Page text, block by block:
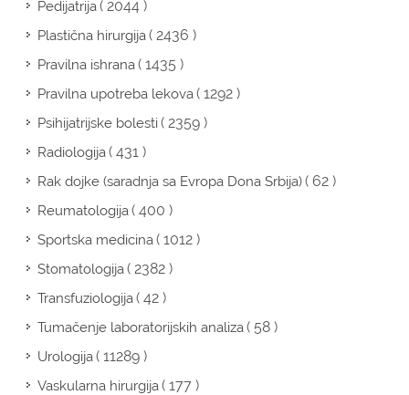
Pedijatrija( 2044 )
Plastična hirurgija( 2436 )
Pravilna ishrana( 1435 )
Pravilna upotreba lekova( 1292 )
Psihijatrijske bolesti( 2359 )
Radiologija( 431 )
Rak dojke (saradnja sa Evropa Dona Srbija)( 62 )
Reumatologija( 400 )
Sportska medicina( 1012 )
Stomatologija( 2382 )
Transfuziologija( 42 )
Tumačenje laboratorijskih analiza( 58 )
Urologija( 11289 )
Vaskularna hirurgija( 177 )